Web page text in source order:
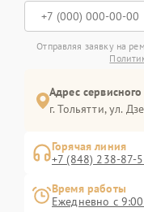
Отправляя заявку на
Адрес
г. Тольятти, ул.
Горячая линия
+7 (848) 238-87-
Время работы
Ежедневно с